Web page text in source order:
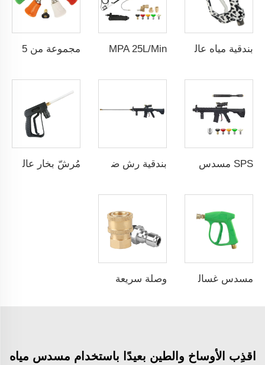
بندقية رش ضغط احترافية SPS 345 بار 5000 رطل/بوصة مربعة طراز جديد مع عصا تمديد لغسالة الضغط مُرشّ بخار عالي الحرارة SPS لغسل السيارات
اقذِب الأوساخ والطين بعيدًا باستخدام مسدس مياه